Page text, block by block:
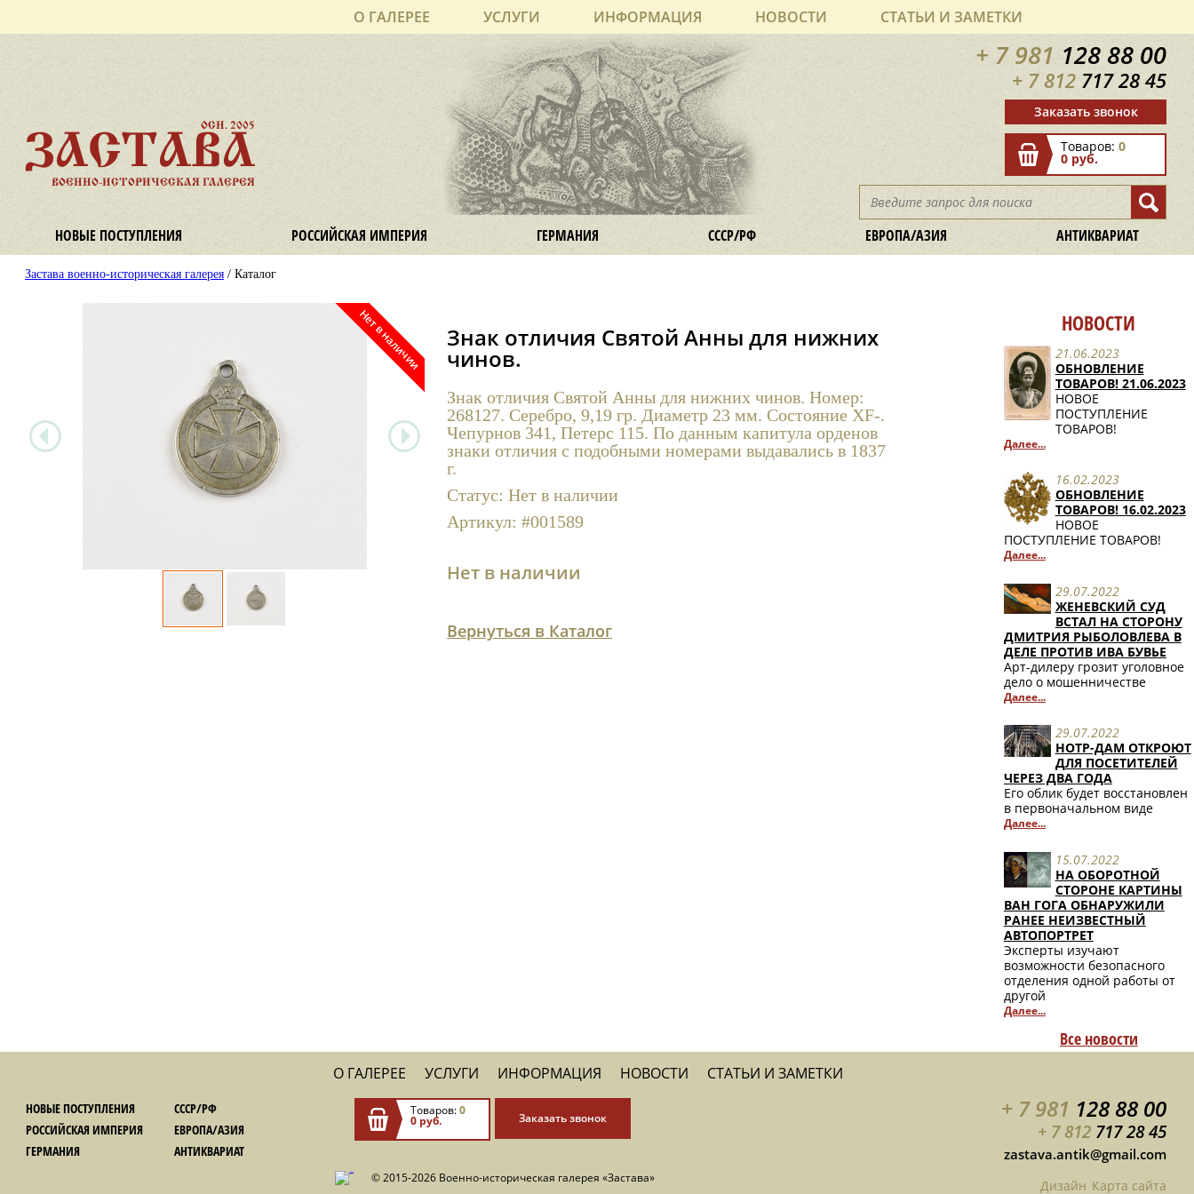
О ГАЛЕРЕЕ УСЛУГИ ИНФОРМАЦИЯ НОВОСТИ СТАТЬИ И ЗАМЕТКИ
ОСН. 2005
ЗАСТАВА
ВОЕННО-ИСТОРИЧЕСКАЯ ГАЛЕРЕЯ
+ 7 981 128 88 00
+ 7 812 717 28 45
Заказать звонок
Товаров:0
0 руб.
НОВЫЕ ПОСТУПЛЕНИЯ РОССИЙСКАЯ ИМПЕРИЯ ГЕРМАНИЯ СССР/РФ ЕВРОПА/АЗИЯ АНТИКВАРИАТ
Застава военно-историческая галерея/ Каталог
Знак отличия Святой Анны для нижних
чинов.
Знак отличия Святой Анны для нижних чинов. Номер:
268127. Серебро, 9,19 гр. Диаметр 23 мм. Состояние ХF-.
Чепурнов 341, Петерс 115. По данным капитула орденов
знаки отличия с подобными номерами выдавались в 1837
г.
Статус: Нет в наличии
Артикул: #001589
Нет в наличии
Вернуться в Каталог
НОВОСТИ
21.06.2023
ОБНОВЛЕНИЕ
ТОВАРОВ! 21.06.2023
НОВОЕ
ПОСТУПЛЕНИЕ
ТОВАРОВ!
Далее...
16.02.2023
ОБНОВЛЕНИЕ
ТОВАРОВ! 16.02.2023
НОВОЕ
ПОСТУПЛЕНИЕ ТОВАРОВ!
Далее...
29.07.2022
ЖЕНЕВСКИЙ СУД
ВСТАЛ НА СТОРОНУ
ДМИТРИЯ РЫБОЛОВЛЕВА В
ДЕЛЕ ПРОТИВ ИВА БУВЬЕ
Арт-дилеру грозит уголовное
дело о мошенничестве
Далее...
29.07.2022
НОТР-ДАМ ОТКРОЮТ
ДЛЯ ПОСЕТИТЕЛЕЙ
ЧЕРЕЗ ДВА ГОДА
Его облик будет восстановлен
в первоначальном виде
Далее...
15.07.2022
НА ОБОРОТНОЙ
СТОРОНЕ КАРТИНЫ
ВАН ГОГА ОБНАРУЖИЛИ
РАНЕЕ НЕИЗВЕСТНЫЙ
АВТОПОРТРЕТ
Эксперты изучают
возможности безопасного
отделения одной работы от
другой
Далее...
Все новости
О ГАЛЕРЕЕ УСЛУГИ ИНФОРМАЦИЯ НОВОСТИ СТАТЬИ И ЗАМЕТКИ
НОВЫЕ ПОСТУПЛЕНИЯ
РОССИЙСКАЯ ИМПЕРИЯ
ГЕРМАНИЯ
СССР/РФ
ЕВРОПА/АЗИЯ
АНТИКВАРИАТ
+ 7 981 128 88 00
+ 7 812 717 28 45
zastava.antik@gmail.com
Дизайн Карта сайта
Товаров:0
0 руб. Заказать звонок
© 2015-2026 Военно-историческая галерея «Застава»